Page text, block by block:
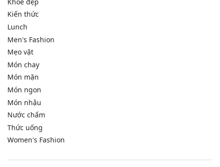
Kiến thức
Lunch
Men's Fashion
Mẹo vặt
Món chay
Món mặn
Món ngon
Món nhậu
Nước chấm
Thức uống
Women's Fashion